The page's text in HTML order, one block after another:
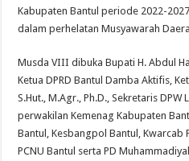
Kabupaten Bantul periode 2022-
dalam perhelatan Musyawarah
Musda VIII dibuka Bupati H. Abdul
Ketua DPRD Bantul Damba Aktifis,
S.Hut., M.Agr., Ph.D., Sekretaris
perwakilan Kemenag Kabupaten
Bantul, Kesbangpol Bantul, Kwarcab
PCNU Bantul serta PD